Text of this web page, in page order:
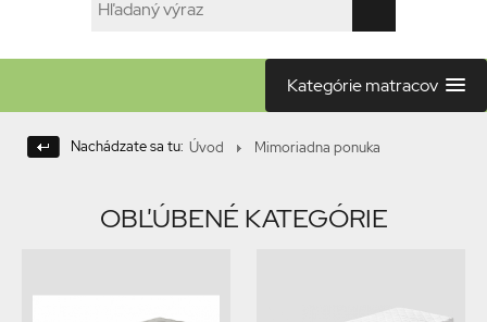
Kategórie matracov
Nachádzate sa tu: Úvod Mimoriadna ponuka